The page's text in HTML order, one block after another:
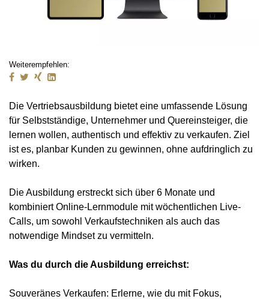
Weiterempfehlen:
Die Vertriebsausbildung bietet eine umfassende Lösung
für Selbstständige, Unternehmer und Quereinsteiger, die
lernen wollen, authentisch und effektiv zu verkaufen. Ziel
ist es, planbar Kunden zu gewinnen, ohne aufdringlich zu
wirken.
Die Ausbildung erstreckt sich über 6 Monate und
kombiniert Online-Lernmodule mit wöchentlichen Live-
Calls, um sowohl Verkaufstechniken als auch das
notwendige Mindset zu vermitteln.
Was du durch die Ausbildung erreichst:
Souveränes Verkaufen: Erlerne, wie du mit Fokus,